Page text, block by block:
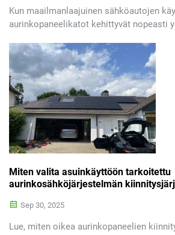
Kun maailmanlaajuinen sähköautojen
aurinkopaneelikatot kehittyvät nopeasti
Viimeaikaisten markkinaraporttien
monitoimintoisten katotratkaisujen
yhdistävät fotovoltaisen sähköntuotannon,
energianvarastoinnin ja sähköautojen
voimakkaasti kasvussa sekä
hankkeissa.
Miten valita asuinkäyttöön tarkoitettu
aurinkosähköjärjestelmän
Sep 30, 2025
Lue, miten oikea aurinkopaneelien